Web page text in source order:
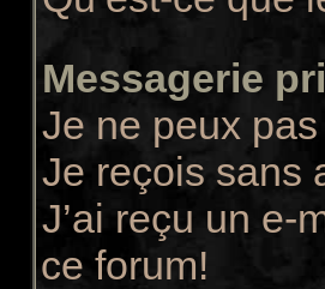
Messagerie
Je ne peux
Je reçois sans
J’ai reçu un e-
ce forum!